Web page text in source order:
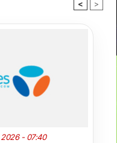
< >
- 07:40